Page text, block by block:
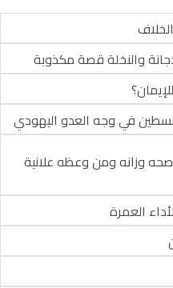
والنخلة قصة مكذوبة
في وجه العدو اليهودي
وزانه ومن وعظه علانية
العمرة